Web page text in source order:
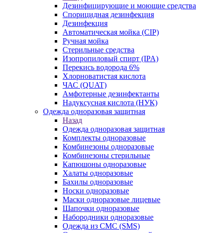
Дезинфицирующие и моющие средства
Спорицидная дезинфекция
Дезинфекция
Автоматическая мойка (CIP)
Ручная мойка
Стерильные средства
Изопропиловый спирт (IPA)
Перекись водорода 6%
Хлорноватистая кислота
ЧАС (QUAT)
Амфотерные дезинфектанты
Надуксусная кислота (НУК)
Одежда одноразовая защитная
Назад
Одежда одноразовая защитная
Комплекты одноразовые
Комбинезоны одноразовые
Комбинезоны стерильные
Капюшоны одноразовые
Халаты одноразовые
Бахилы одноразовые
Носки одноразовые
Маски одноразовые лицевые
Шапочки одноразовые
Набородники одноразовые
Одежда из СМС (SMS)